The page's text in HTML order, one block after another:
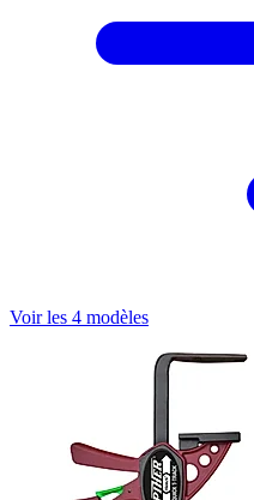
Voir les 4 modèles